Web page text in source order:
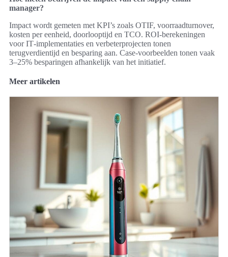
manager?
Impact wordt gemeten met KPI’s zoals OTIF, voorraadturnover,
kosten per eenheid, doorlooptijd en TCO. ROI‑berekeningen
voor IT‑implementaties en verbeterprojecten tonen
terugverdientijd en besparing aan. Case‑voorbeelden tonen vaak
3–25% besparingen afhankelijk van het initiatief.
Meer artikelen